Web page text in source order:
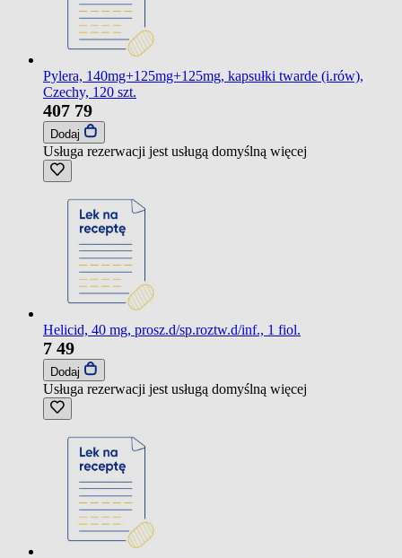
Pylera, 140mg+125mg+125mg, kapsułki twarde (i.rów),
Czechy, 120 szt.
407 79
Dodaj
Usługa rezerwacji jest usługą domyślną więcej
Helicid, 40 mg, prosz.d/sp.roztw.d/inf., 1 fiol.
7 49
Dodaj
Usługa rezerwacji jest usługą domyślną więcej